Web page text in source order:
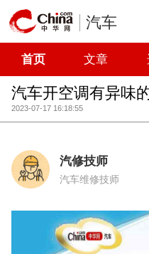
汽车
首页 文章
汽车开空调有异味
2023-07-17 16:18:55
汽修技师
汽车维修技师